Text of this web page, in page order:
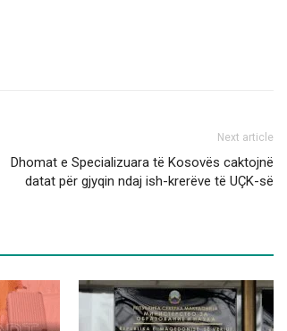
Next article
Dhomat e Specializuara të Kosovës caktojnë
datat për gjyqin ndaj ish-krerëve të UÇK-së